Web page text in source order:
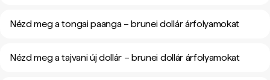
Nézd meg a tongai paanga – brunei dollár árfolyamokat
Nézd meg a tajvani új dollár – brunei dollár árfolyamokat